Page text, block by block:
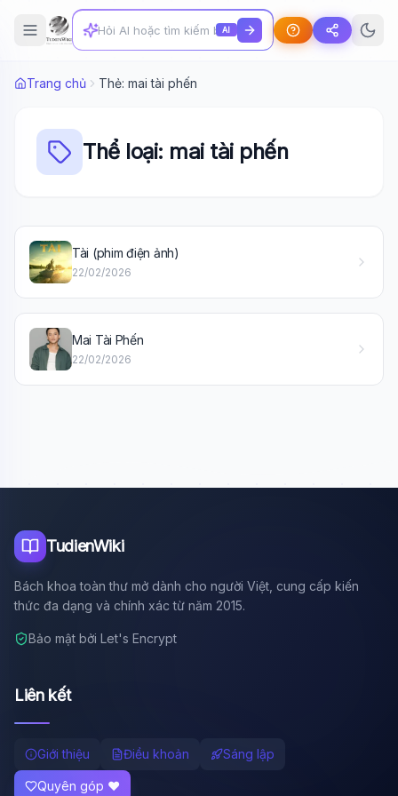
AI
Trang chủ Thẻ: mai tài phến
Thể loại: mai tài phến
Tài (phim điện ảnh)
22/02/2026
Mai Tài Phến
22/02/2026
TudienWiki
Bách khoa toàn thư mở dành cho người Việt, cung cấp kiến
thức đa dạng và chính xác từ năm 2015.
Bảo mật bởi Let's Encrypt
Liên kết
Giới thiệu Điều khoản Sáng lập
Quyên góp ❤️
🤖Wiki Trợ Lý
Sẵn sàng hỗ trợ